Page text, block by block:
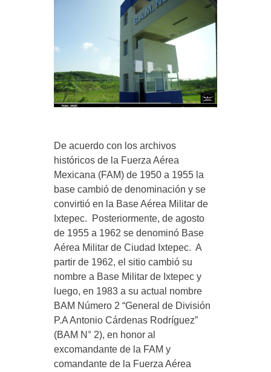
De acuerdo con los archivos
históricos de la Fuerza Aérea
Mexicana (FAM) de 1950 a 1955 la
base cambió de denominación y se
convirtió en la Base Aérea Militar de
Ixtepec. Posteriormente, de agosto
de 1955 a 1962 se denominó Base
Aérea Militar de Ciudad Ixtepec. A
partir de 1962, el sitio cambió su
nombre a Base Militar de Ixtepec y
luego, en 1983 a su actual nombre
BAM Número 2 “General de División
P.A Antonio Cárdenas Rodríguez”
(BAM N° 2), en honor al
excomandante de la FAM y
comandante de la Fuerza Aérea